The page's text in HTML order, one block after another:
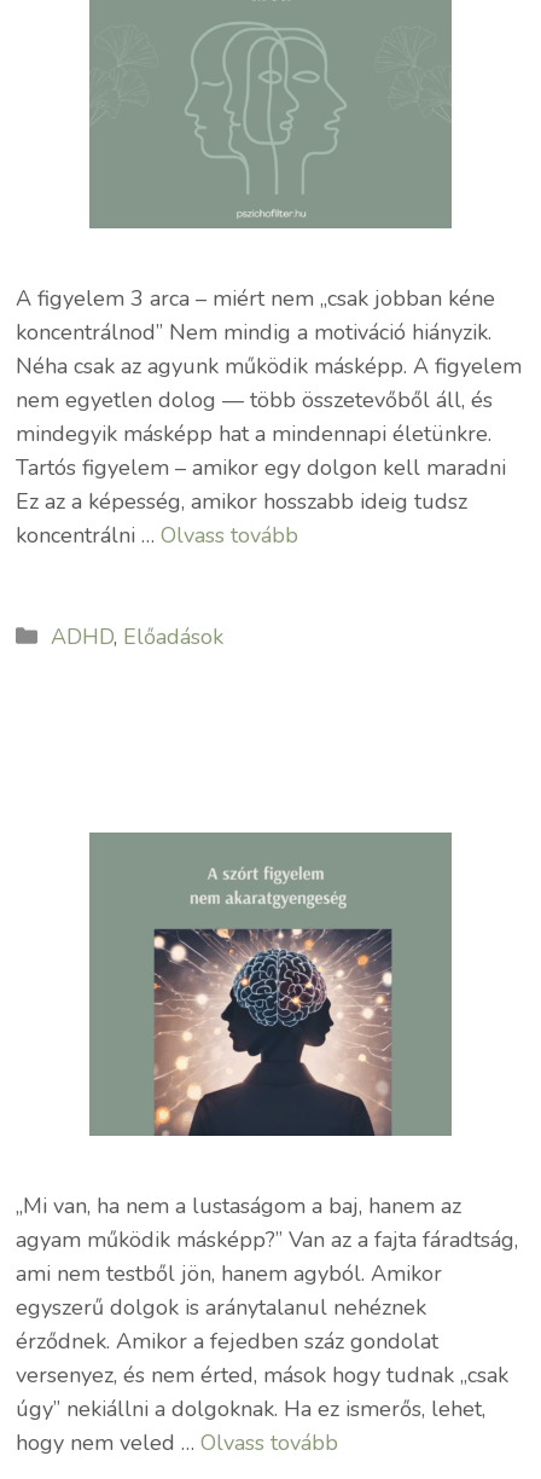
A figyelem 3 arca – miért nem „csak jobban kéne
koncentrálnod” Nem mindig a motiváció hiányzik.
Néha csak az agyunk működik másképp. A figyelem
nem egyetlen dolog — több összetevőből áll, és
mindegyik másképp hat a mindennapi életünkre.
Tartós figyelem – amikor egy dolgon kell maradni
Ez az a képesség, amikor hosszabb ideig tudsz
koncentrálni …Olvass tovább
Kategória
ADHD, Előadások
„Mi van, ha nem a lustaságom a baj, hanem az
agyam működik másképp?” Van az a fajta fáradtság,
ami nem testből jön, hanem agyból. Amikor
egyszerű dolgok is aránytalanul nehéznek
érződnek. Amikor a fejedben száz gondolat
versenyez, és nem érted, mások hogy tudnak „csak
úgy” nekiállni a dolgoknak. Ha ez ismerős, lehet,
hogy nem veled …Olvass tovább